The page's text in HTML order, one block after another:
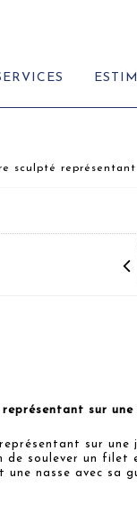
sculpté
sur
sur une
de soulever un filet
nasse avec sa